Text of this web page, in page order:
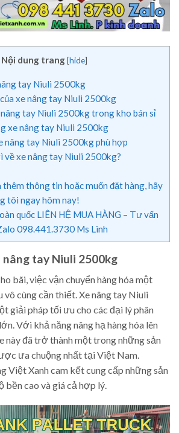
Nội dung trang [hide]
tay Niuli 2500kg
xe nâng tay Niuli 2500kg
tay Niuli 2500kg trong kho bán sỉ
xe nâng tay Niuli 2500kg
nâng tay Niuli 2500kg phù hợp
về xe nâng tay Niuli 2500kg?
thêm thông tin hoặc muốn đặt hàng, hãy
tôi ngay hôm nay!
quốc LIÊN HỆ MUA HÀNG – Tư vấn
098.441.3730 Ms Linh
tay Niuli 2500kg
bãi, việc vận chuyển hàng hóa một
vô cùng cần thiết. Xe nâng tay Niuli
giải pháp tối ưu cho các đại lý phân
Với khả năng nâng hạ hàng hóa lên
này đã trở thành một trong những sản
ưa chuộng nhất tại Việt Nam.
Việt Xanh cam kết cung cấp những sản
bền cao và giá cả hợp lý.